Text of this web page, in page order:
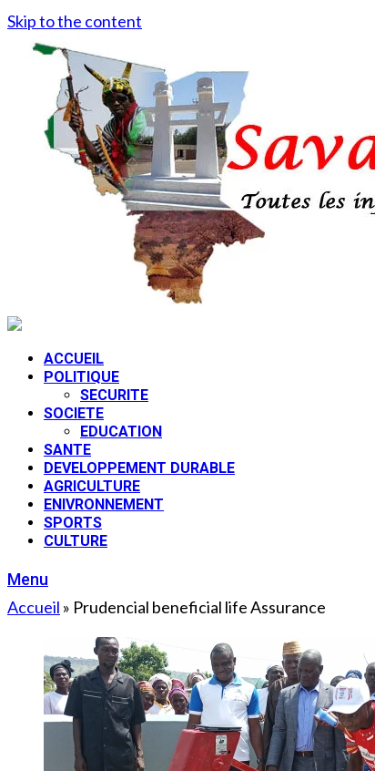
Skip to the content
ACCUEIL
POLITIQUE
SECURITE
SOCIETE
EDUCATION
SANTE
DEVELOPPEMENT DURABLE
AGRICULTURE
ENIVRONNEMENT
SPORTS
CULTURE
Menu
Accueil » Prudencial beneficial life Assurance